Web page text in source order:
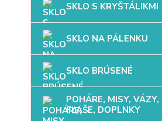
SKLO S KRYŠTÁLIKMI
SKLO NA PÁLENKU
SKLO BRÚSENÉ
POHÁRE, MISY, VÁZY,
FĽAŠE, DOPLNKY